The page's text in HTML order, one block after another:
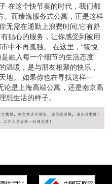
在这个快节奏的时代，我们都
。而臻逸服务式公寓，正是这样
需在通勤上浪费时间;它有舒
贴心的服务，让你感受到被用
中不再孤独。 在这里，“臻悦
融入每一个细节的生活态度
暖，是与朋友相聚的快乐，
地。 如果你也在寻找这样一
是上海高端公寓，还是南京高
想生活的样子。